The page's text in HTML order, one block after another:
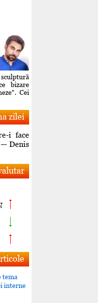
bizare
Cei
zilei
i face
Denis
tema
interne